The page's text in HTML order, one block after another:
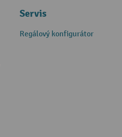
Servis
Regálový konfigurátor